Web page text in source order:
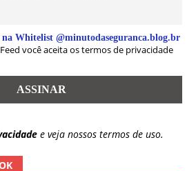
na Whitelist @minutodaseguranca.blog.br
você aceita os termos de privacidade
e veja nossos termos de uso.